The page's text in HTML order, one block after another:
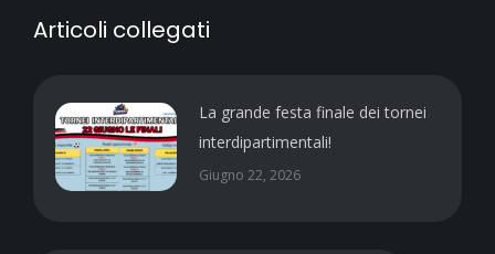
Articoli collegati
La grande festa finale dei tornei
interdipartimentali!
Giugno 22, 2026